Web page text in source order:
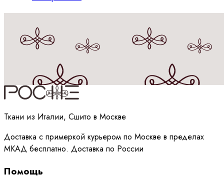
Принимаюполитикуобработки данных
Ткани из Италии, Сшито в Москве
Доставка с примеркой курьером по Москве в пределах
МКАД бесплатно. Доставка по России
Помощь